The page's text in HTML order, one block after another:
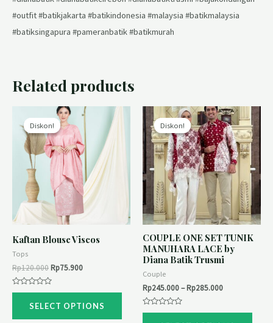
#outfit #batikjakarta #batikindonesia #malaysia #batikmalaysia
#batiksingapura #pameranbatik #batikmurah
Related products
Diskon!
Diskon!
Kaftan Blouse Viscos
Tops
Rp120.000Rp75.900
Rated
5
SELECT OPTIONS
Diskon!
Diskon!
COUPLE ONE SET TUNIK
MANUHARA LACE by
Diana Batik Trusmi
Couple
Rp245.000–Rp285.000
Rated